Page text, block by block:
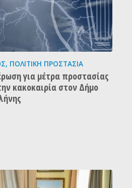
, ΠΟΛΙΤΙΚΉ ΠΡΟΣΤΑΣΊΑ
για μέτρα προστασίας
κακοκαιρία στον Δήμο